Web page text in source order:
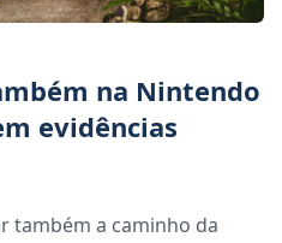
na Nintendo
evidências
também a caminho da